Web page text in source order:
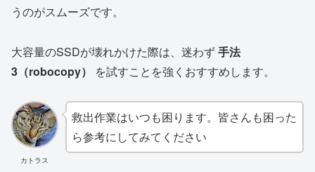
うのがスムーズです。
大容量のSSDが壊れかけた際は、迷わず手法
3（robocopy）
を試すことを強くおすすめします。
カトラス
救出作業はいつも困ります。皆さんも困った
ら参考にしてみてください